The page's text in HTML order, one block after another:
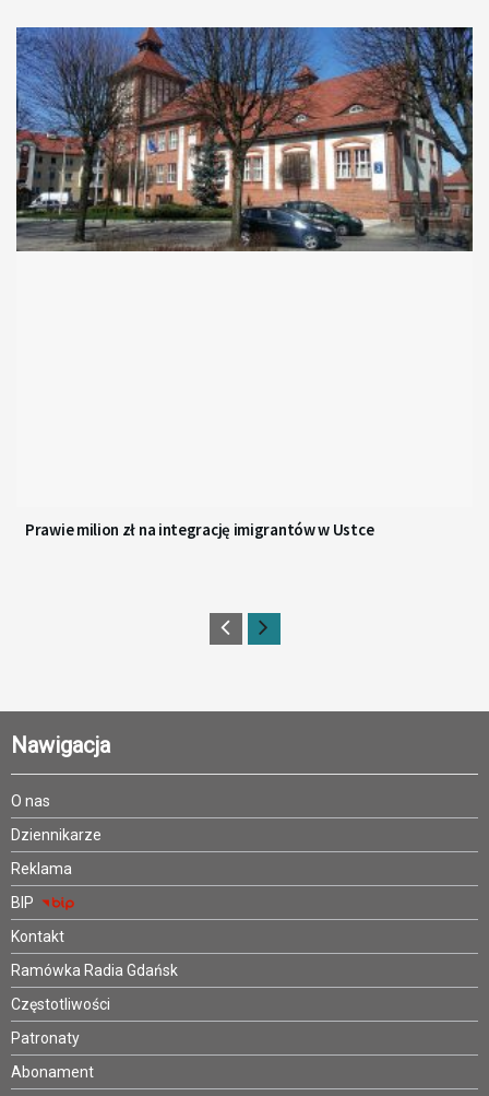
Prawie milion zł na integrację imigrantów w Ustce
Nawigacja
O nas
Dziennikarze
Reklama
BIP
Kontakt
Ramówka Radia Gdańsk
Częstotliwości
Patronaty
Abonament